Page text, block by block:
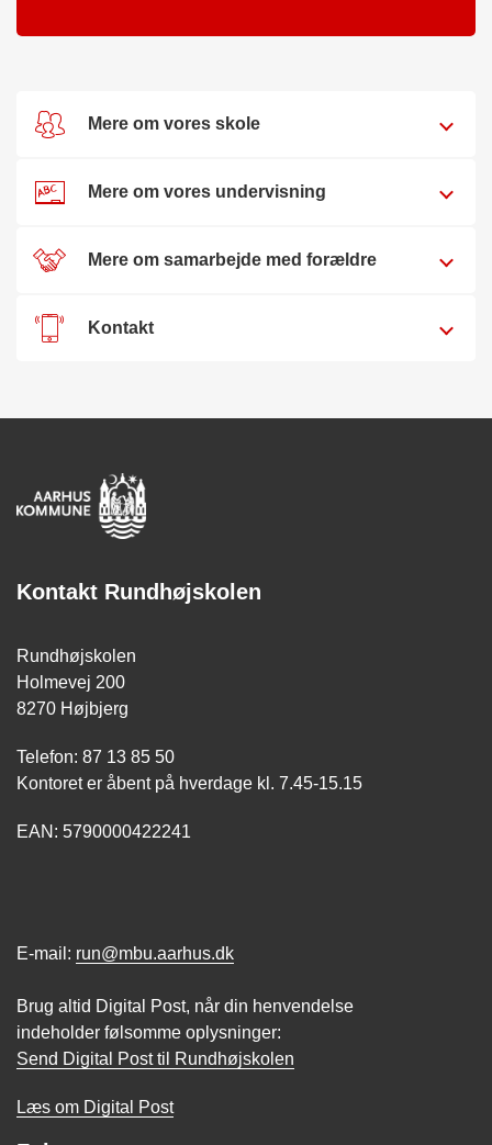
Mere om vores skole
Mere om vores undervisning
Mere om samarbejde med forældre
Kontakt
Kontakt Rundhøjskolen
Rundhøjskolen
Holmevej 200
8270 Højbjerg
Telefon: 87 13 85 50
Kontoret er åbent på hverdage kl. 7.45-15.15
EAN: 5790000422241
E-mail: run@mbu.aarhus.dk
Brug altid Digital Post, når din henvendelse
indeholder følsomme oplysninger:
Send Digital Post til Rundhøjskolen
Læs om Digital Post